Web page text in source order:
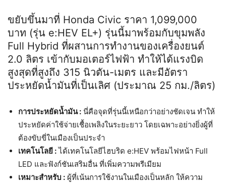
ขยับขึ้นมาที่ Honda Civic ราคา 1,099,000
บาท (รุ่น e:HEV EL+) รุ่นนี้มาพร้อมกับขุมพลัง
Full Hybrid ที่ผสานการทำงานของเครื่องยนต์
2.0 ลิตร เข้ากับมอเตอร์ไฟฟ้า ทำให้ได้แรงบิด
สูงสุดที่สูงถึง 315 นิวตัน-เมตร และมีอัตรา
ประหยัดน้ำมันที่เป็นเลิศ (ประมาณ 25 กม./ลิตร)
การประหยัดน้ำมัน : นี่คือจุดที่รุ่นนี้เหนือกว่าอย่างชัดเจน ทำให้
ประหยัดค่าใช้จ่ายเชื้อเพลิงในระยะยาว โดยเฉพาะอย่างยิ่งผู้ที่
ต้องขับขี่ในเมืองเป็นประจำ
เทคโนโลยี :ได้เทคโนโลยีไฮบริด e:HEV พร้อมไฟหน้า Full
LED และฟังก์ชันเสริมอื่น ที่เพิ่มความพรีเมียม
เหมาะสำหรับ : ผู้ที่เน้นการใช้งานในเมืองเป็นหลัก ให้ความ